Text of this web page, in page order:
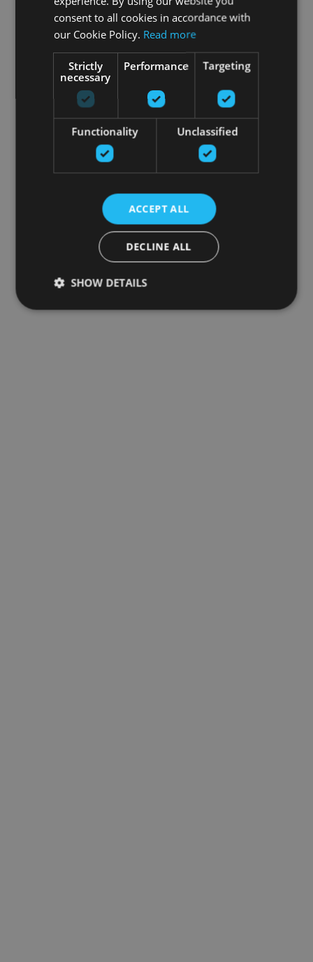
consent to all cookies in accordance with
our Cookie Policy. Read more
Strictly
necessary
Performance Targeting
Functionality Unclassified
ACCEPT ALL
DECLINE ALL
SHOW DETAILS